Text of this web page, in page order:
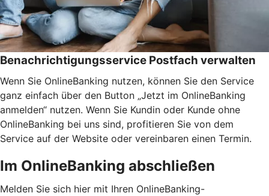
Benachrichtigungsservice Postfach verwalten
Wenn Sie OnlineBanking nutzen, können Sie den Service
ganz einfach über den Button „Jetzt im OnlineBanking
anmelden“ nutzen. Wenn Sie Kundin oder Kunde ohne
OnlineBanking bei uns sind, profitieren Sie von dem
Service auf der Website oder vereinbaren einen Termin.
Im OnlineBanking abschließen
Melden Sie sich hier mit Ihren OnlineBanking-